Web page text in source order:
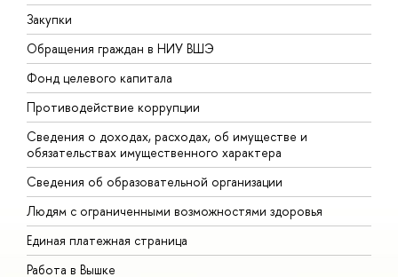
Закупки
Обращения граждан в НИУ ВШЭ
Фонд целевого капитала
Противодействие коррупции
Сведения о доходах, расходах, об имуществе и
обязательствах имущественного характера
Сведения об образовательной организации
Людям с ограниченными возможностями здоровья
Единая платежная страница
Работа в Вышке